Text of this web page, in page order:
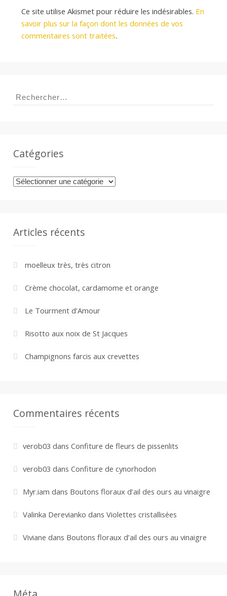
Ce site utilise Akismet pour réduire les indésirables. En
savoir plus sur la façon dont les données de vos
commentaires sont traitées.
Rechercher :
Catégories
Catégories
Articles récents
moelleux très, très citron
Crème chocolat, cardamome et orange
Le Tourment d’Amour
Risotto aux noix de St Jacques
Champignons farcis aux crevettes
Commentaires récents
verob03 dans Confiture de fleurs de pissenlits
verob03 dans Confiture de cynorhodon
Myr.iam dans Boutons floraux d’ail des ours au vinaigre
Valinka Derevianko dans Violettes cristallisées
Viviane dans Boutons floraux d’ail des ours au vinaigre